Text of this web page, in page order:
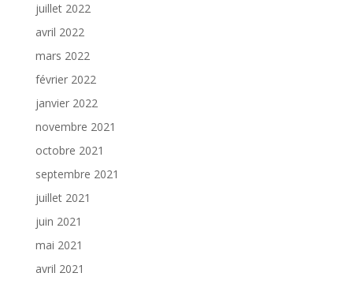
juillet 2022
avril 2022
mars 2022
février 2022
janvier 2022
novembre 2021
octobre 2021
septembre 2021
juillet 2021
juin 2021
mai 2021
avril 2021